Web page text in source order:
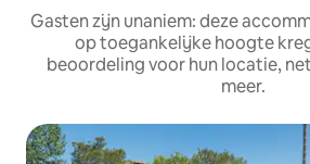
Gasten zijn unaniem: deze
op toegankelijke hoogte
beoordeling voor hun locatie,
meer.